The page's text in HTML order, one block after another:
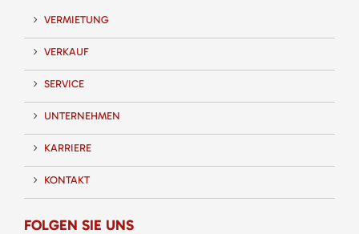
VERMIETUNG
VERKAUF
SERVICE
UNTERNEHMEN
KARRIERE
KONTAKT
FOLGEN SIE UNS